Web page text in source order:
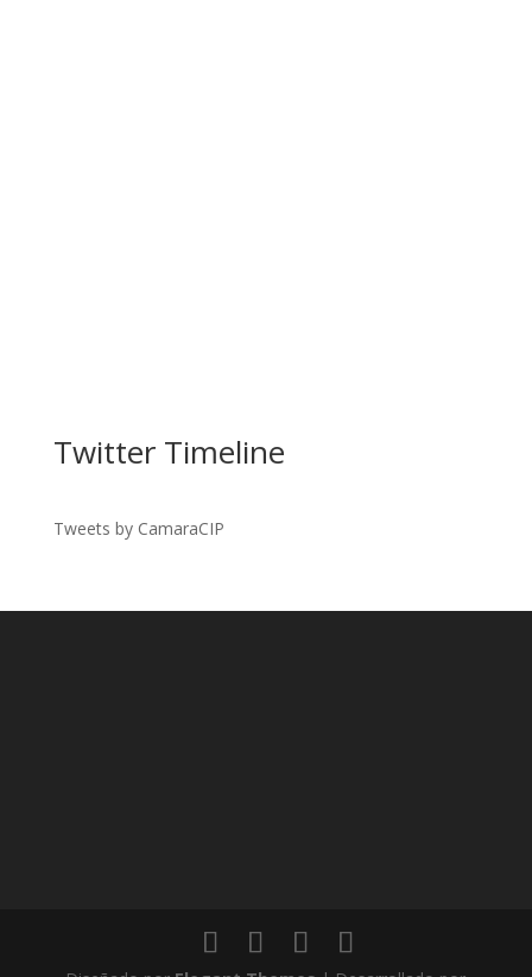
Twitter Timeline
Tweets by CamaraCIP